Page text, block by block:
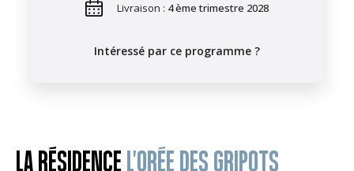
Livraison : 4 ème trimestre 2028
Intéressé par ce programme ?
LA RÉSIDENCE L'ORÉE DES GRIPOTS